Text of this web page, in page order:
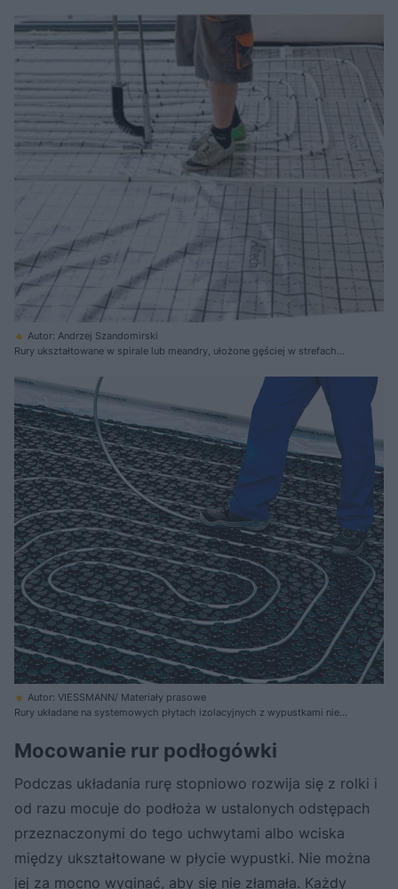
Autor: Andrzej Szandomirski
Rury ukształtowane w spirale lub meandry, ułożone gęściej w strefach
Autor: VIESSMANN/ Materiały prasowe
Rury układane na systemowych płytach izolacyjnych z wypustkami nie
Mocowanie rur podłogówki
Podczas układania rurę stopniowo rozwija się z rolki i
od razu mocuje do podłoża w ustalonych odstępach
przeznaczonymi do tego uchwytami albo wciska
między ukształtowane w płycie wypustki. Nie można
jej za mocno wyginać, aby się nie złamała. Każdy